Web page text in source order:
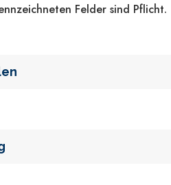
Felder sind Pflicht.